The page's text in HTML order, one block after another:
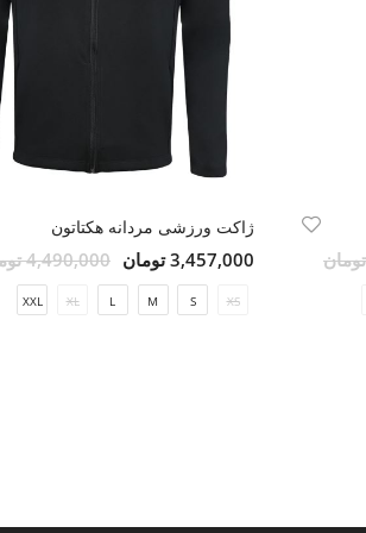
ژاکت ورزشی مردانه هکتاتون
3,457,000 تومان 4,490,000 تومان
XS
S
M
L
XL
XXL